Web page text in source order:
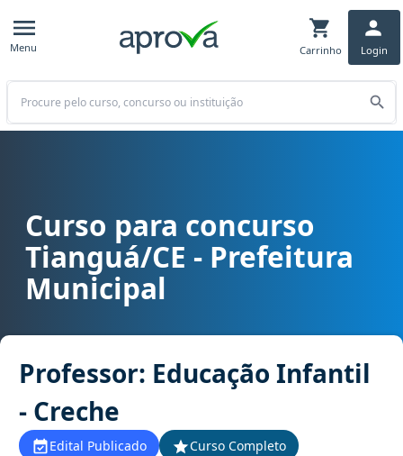
Menu Carrinho Login
Buscar
Curso para concurso Tianguá/CE - Prefeitura Municipal cargo
Curso para concurso
Tianguá/CE - Prefeitura
Municipal
Professor: Educação Infantil
- Creche
Edital Publicado
Curso Completo